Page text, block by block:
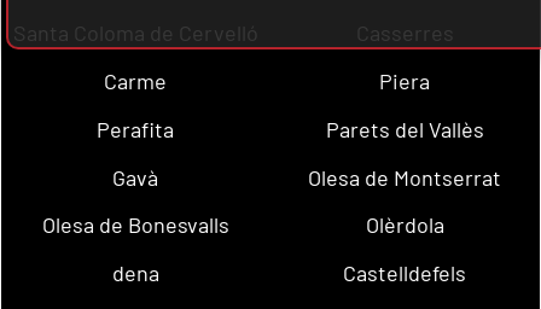
Santa Coloma de Cervelló
Casserres
Carme
Piera
Perafita
Parets del Vallès
Gavà
Olesa de Montserrat
Olesa de Bonesvalls
Olèrdola
dena
Castelldefels